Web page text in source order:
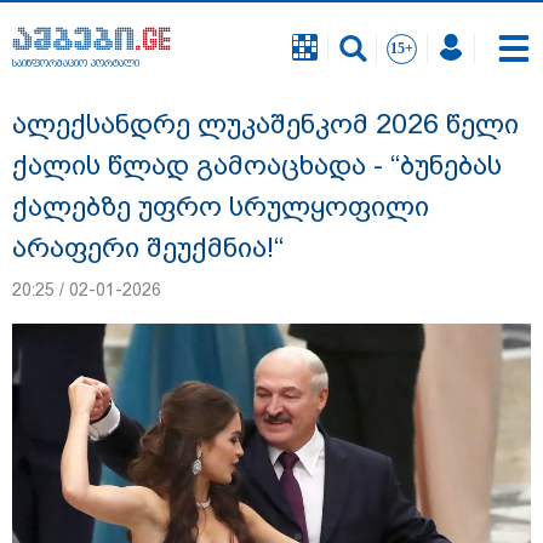
საინფორმაციო პორტალი
"სანაპირო რაიონებში მოსალოდნელია
წვიმა" - გარემოს ეროვნული სააგენტოს
გაფრთხილება: რომელ რეგიონებში უნდა
ველოდოთ ელჭექს, სეტყვასა და ქარის
საინფორმაციო პორტალი
ალექსანდრე ლუკაშენკომ 2026 წელი
ქალის წლად გამოაცხადა - “ბუნებას
ქალებზე უფრო სრულყოფილი
არაფერი შეუქმნია!“
20:25 / 02-01-2026